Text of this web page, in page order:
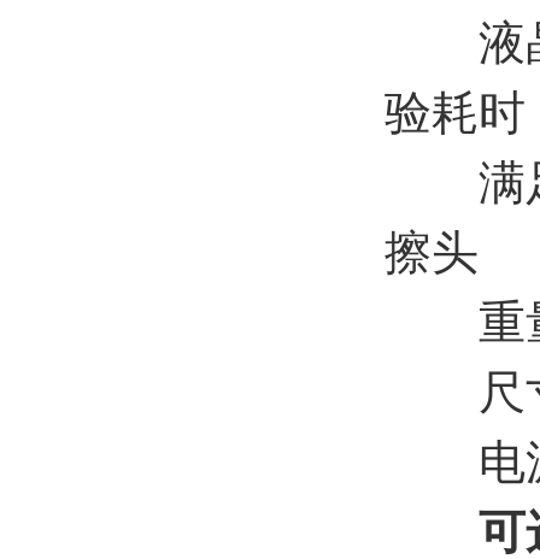
液晶
验耗时
满足
擦头
重量
尺寸
电源
可